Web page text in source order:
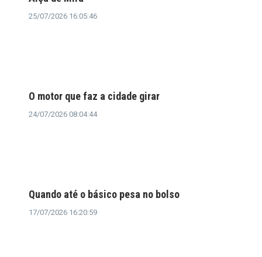
25/07/2026 16:05:46
O motor que faz a cidade girar
24/07/2026 08:04:44
Quando até o básico pesa no bolso
17/07/2026 16:20:59